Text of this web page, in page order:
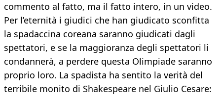
commento al fatto, ma il fatto intero, in un video.
Per l’eternità i giudici che han giudicato sconfitta
la spadaccina coreana saranno giudicati dagli
spettatori, e se la maggioranza degli spettatori li
condannerà, a perdere questa Olimpiade saranno
proprio loro. La spadista ha sentito la verità del
terribile monito di Shakespeare nel Giulio Cesare: